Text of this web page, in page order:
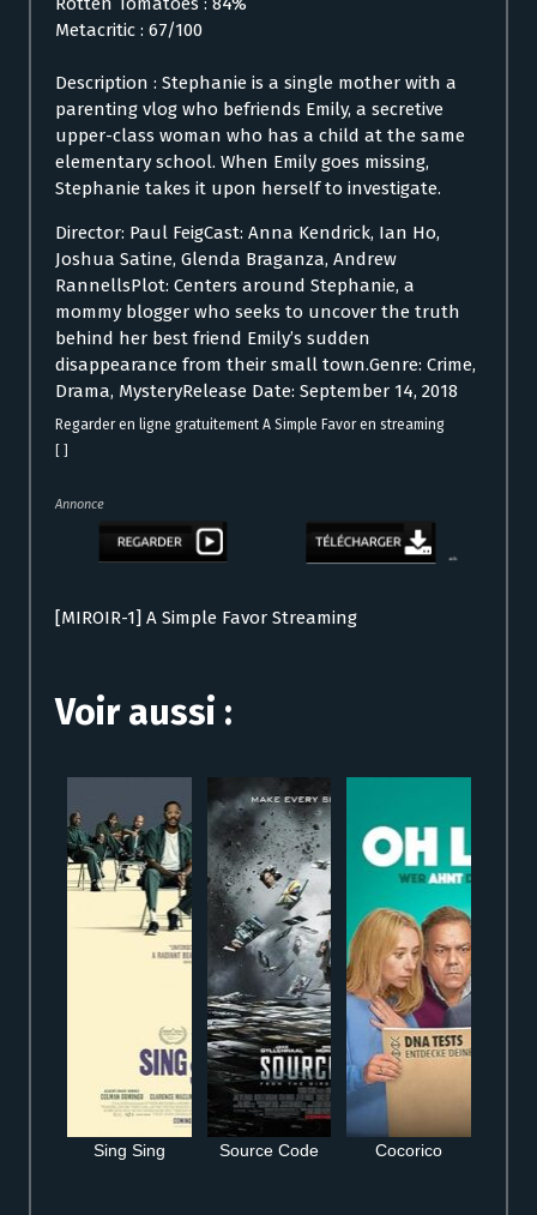
Metacritic : 67/100
Description : Stephanie is a single mother with a
parenting vlog who befriends Emily, a secretive
upper-class woman who has a child at the same
elementary school. When Emily goes missing,
Stephanie takes it upon herself to investigate.
Director: Paul FeigCast: Anna Kendrick, Ian Ho,
Joshua Satine, Glenda Braganza, Andrew
RannellsPlot: Centers around Stephanie, a
mommy blogger who seeks to uncover the truth
behind her best friend Emily’s sudden
disappearance from their small town.Genre: Crime,
Drama, MysteryRelease Date: September 14, 2018
Regarder en ligne gratuitement A Simple Favor en streaming
Annonce
[MIROIR-1] A Simple Favor Streaming
Voir aussi :
Sing Sing Source Code Cocorico